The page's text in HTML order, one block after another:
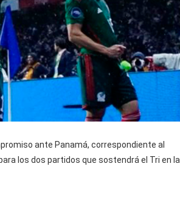
ante Panamá, correspondiente al
los dos partidos que sostendrá el Tri en la